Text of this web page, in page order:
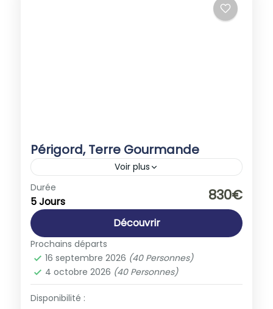
Périgord, Terre Gourmande
Voir plus
Europe
1-40 People
Durée
5 Jours 830€
Découvrir
Prochains départs
16 septembre 2026 (40 Personnes)
4 octobre 2026 (40 Personnes)
Disponibilité :